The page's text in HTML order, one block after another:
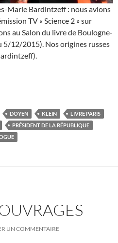
Marie Bardintzeff : nous avions
TV « Science 2 » sur
au Salon du livre de Boulogne-
12/2015). Nos origines russes
du Salon du livre
DOYEN KLEIN
LIVRE PARIS
PRÉSIDENT DE LA RÉPUBLIQUE
UN COMMENTAIRE